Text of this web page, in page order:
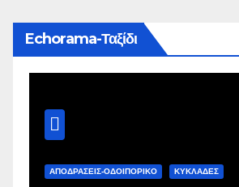
Echorama-Ταξίδι
ΑΠΟΔΡΑΣΕΙΣ-ΟΔΟΙΠΟΡΙΚΟ ΚΥΚΛΑΔΕΣ